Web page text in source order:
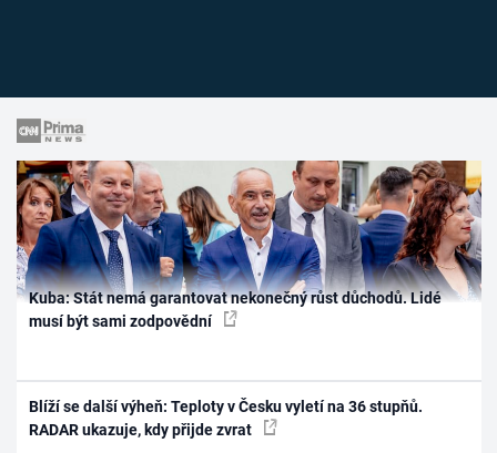
Kuba: Stát nemá garantovat nekonečný růst důchodů. Lidé
musí být sami zodpovědní
Blíží se další výheň: Teploty v Česku vyletí na 36 stupňů.
RADAR ukazuje, kdy přijde zvrat